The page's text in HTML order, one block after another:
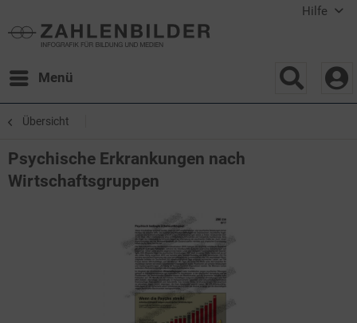
Hilfe
Menü
Übersicht
Psychische Erkrankungen nach
Wirtschaftsgruppen